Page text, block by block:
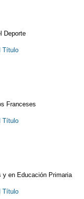
Deporte
Título
Franceses
Título
y en Educación Primaria
Título